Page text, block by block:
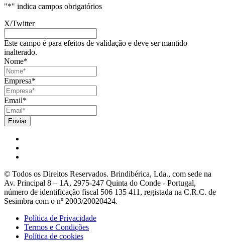
"*" indica campos obrigatórios
X/Twitter
Este campo é para efeitos de validação e deve ser mantido
inalterado.
Nome*
Empresa*
Email*
© Todos os Direitos Reservados. Brindibérica, Lda., com sede na
Av. Principal 8 – 1A, 2975-247 Quinta do Conde - Portugal,
número de identificação fiscal 506 135 411, registada na C.R.C. de
Sesimbra com o nº 2003/20020424.
Política de Privacidade
Termos e Condições
Política de cookies